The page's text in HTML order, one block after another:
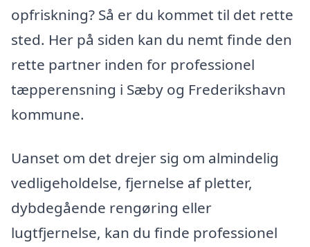
opfriskning? Så er du kommet til det rette
sted. Her på siden kan du nemt finde den
rette partner inden for professionel
tæpperensning i Sæby og Frederikshavn
kommune.
Uanset om det drejer sig om almindelig
vedligeholdelse, fjernelse af pletter,
dybdegående rengøring eller
lugtfjernelse, kan du finde professionel